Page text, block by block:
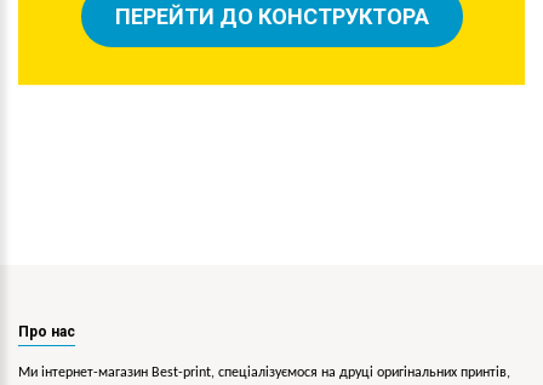
ПЕРЕЙТИ ДО КОНСТРУКТОРА
Про нас
Ми інтернет-магазин Best-print, спеціалізуємося на друці оригінальних принтів,